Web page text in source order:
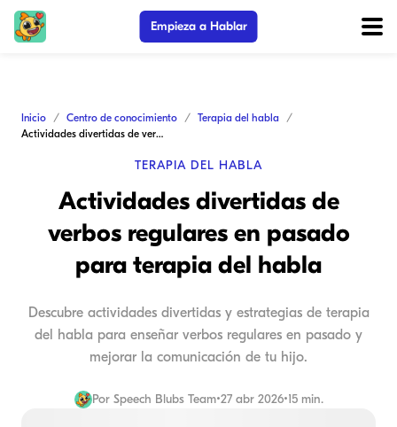
Empieza a Hablar
Inicio Centro de conocimiento
Terapia del habla
Actividades divertidas de verbos regulares en pasado para terapia del habla
TERAPIA DEL HABLA
Actividades divertidas de
verbos regulares en pasado
para terapia del habla
Descubre actividades divertidas y estrategias de terapia
del habla para enseñar verbos regulares en pasado y
mejorar la comunicación de tu hijo.
Por Speech Blubs Team•27 abr 2026•15 min.